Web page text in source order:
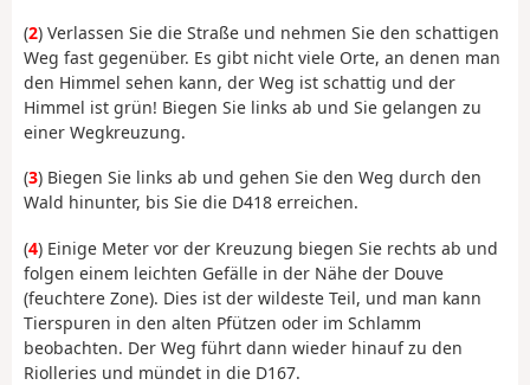
(2) Verlassen Sie die Straße und nehmen Sie den schattigen
Weg fast gegenüber. Es gibt nicht viele Orte, an denen man
den Himmel sehen kann, der Weg ist schattig und der
Himmel ist grün! Biegen Sie links ab und Sie gelangen zu
einer Wegkreuzung.
(3) Biegen Sie links ab und gehen Sie den Weg durch den
Wald hinunter, bis Sie die D418 erreichen.
(4) Einige Meter vor der Kreuzung biegen Sie rechts ab und
folgen einem leichten Gefälle in der Nähe der Douve
(feuchtere Zone). Dies ist der wildeste Teil, und man kann
Tierspuren in den alten Pfützen oder im Schlamm
beobachten. Der Weg führt dann wieder hinauf zu den
Riolleries und mündet in die D167.